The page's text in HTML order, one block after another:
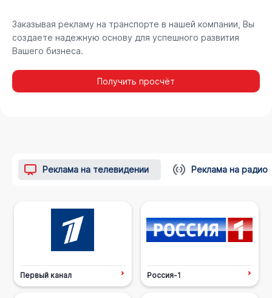
Заказывая рекламу на транспорте в нашей компании, Вы
создаете надежную основу для успешного развития
Вашего бизнеса.
Получить просчёт
Реклама на телевидении Реклама на радио
Первый канал Россия-1